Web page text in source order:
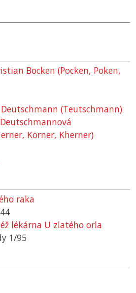
Bocken (Pocken, Poken,
(Teutschmann)
Körner, Kherner)
raka
lékárna U zlatého orla
1/95